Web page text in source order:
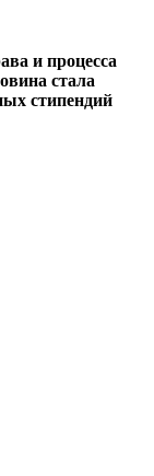
и процесса
стала
стипендий